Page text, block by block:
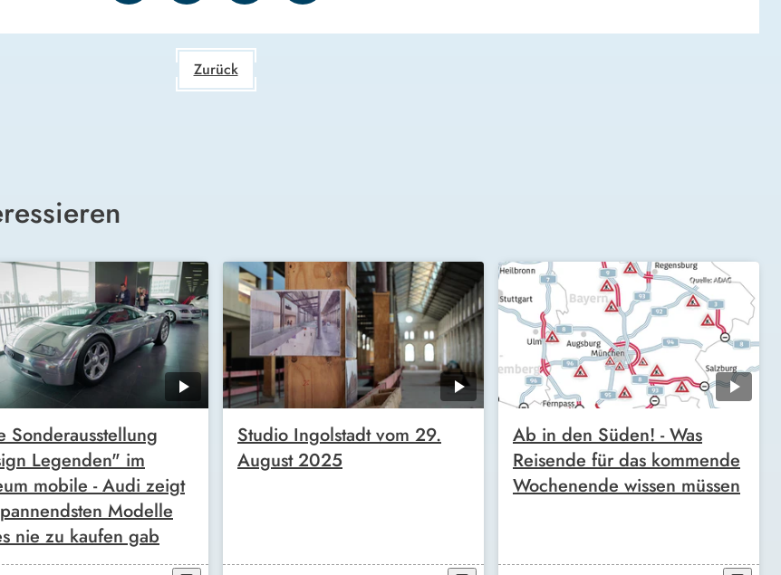
Zurück
Sonderausstellung
Legenden" im
mobile - Audi zeigt
Modelle
nie zu kaufen gab
Studio Ingolstadt vom 29.
August 2025
Ab in den Süden! - Was
Reisende für das kommende
Wochenende wissen müssen